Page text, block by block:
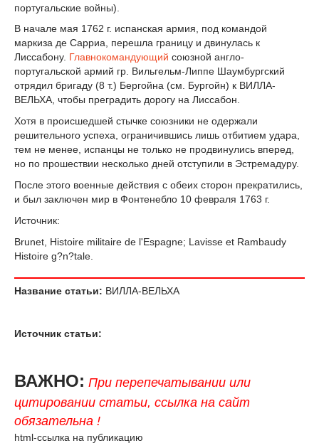
португальские войны).
В начале мая 1762 г. испанская армия, под командой
маркиза де Сарриа, перешла границу и двинулась к
Лиссабону. Главнокомандующий союзной англо-
португальской армий гр. Вильгельм-Липпе Шаумбургский
отрядил бригаду (8 т.) Бергойна (см. Бургойн) к ВИЛЛА-
ВЕЛЬХА, чтобы преградить дорогу на Лиссабон.
Хотя в происшедшей стычке союзники не одержали
решительного успеха, ограничившись лишь отбитием удара,
тем не менее, испанцы не только не продвинулись вперед,
но по прошествии несколько дней отступили в Эстремадуру.
После этого военные действия с обеих сторон прекратились,
и был заключен мир в Фонтенебло 10 февраля 1763 г.
Источник:
Brunet, Histoire militaire de l'Espagne; Lavisse et Rambaudy
Histoire g?n?tale.
Название статьи: ВИЛЛА-ВЕЛЬХА
Источник статьи:
ВАЖНО: При перепечатывании или
цитировании статьи, ссылка на сайт
обязательна !
html-ссылка на публикацию